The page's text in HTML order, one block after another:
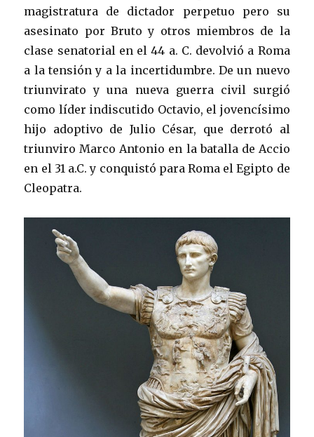
magistratura de dictador perpetuo pero su
asesinato por Bruto y otros miembros de la
clase senatorial en el 44 a. C. devolvió a Roma
a la tensión y a la incertidumbre. De un nuevo
triunvirato y una nueva guerra civil surgió
como líder indiscutido Octavio, el jovencísimo
hijo adoptivo de Julio César, que derrotó al
triunviro Marco Antonio en la batalla de Accio
en el 31 a.C. y conquistó para Roma el Egipto de
Cleopatra.